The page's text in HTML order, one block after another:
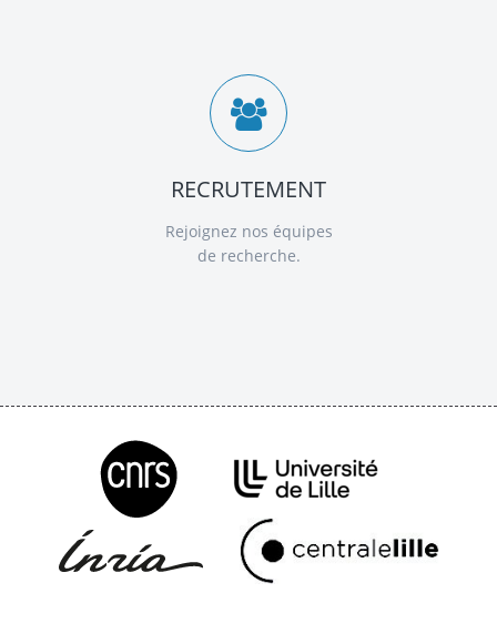
RECRUTEMENT
Rejoignez nos équipes
de recherche.